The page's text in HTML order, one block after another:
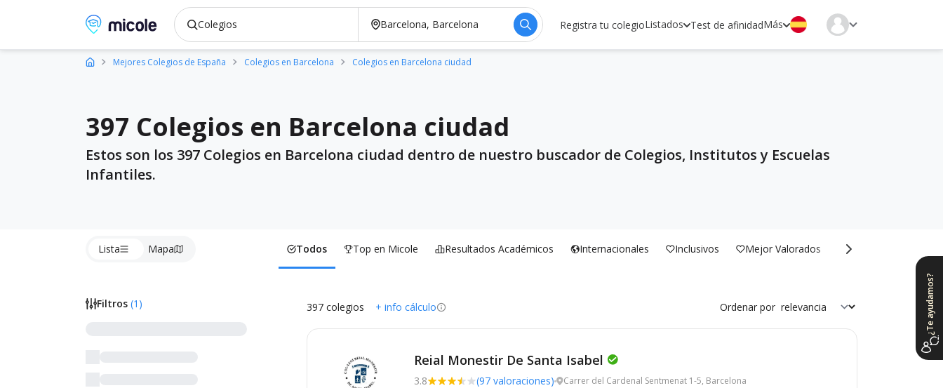
Micole, buscador de colegios Registra tu colegioListados Test de afinidadMás
Mejores Colegios de España Colegios en Barcelona Colegios en Barcelona ciudad
397 Colegios en Barcelona ciudad
Estos son los 397 Colegios en Barcelona ciudad dentro de nuestro buscador de Colegios, Institutos y Escuelas
Infantiles.
Lista Mapa Todos Top en Micole Resultados Académicos Internacionales Inclusivos Mejor Valorados Bilingües
Filtros (1 ) 397 colegios + info cálculo Ordenar por
Reial Monestir De Santa Isabel
3.8 (97 valoraciones) Carrer del Cardenal Sentmenat 1-5, Barcelona
¿Te ayudamos?